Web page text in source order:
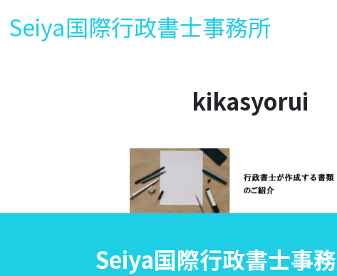
Seiya国際行政書士事務所
kikasyorui
Seiya国際行政書士事